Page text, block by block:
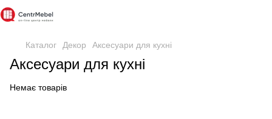
Каталог Декор Аксесуари для кухні
Аксесуари для кухні
Немає товарів